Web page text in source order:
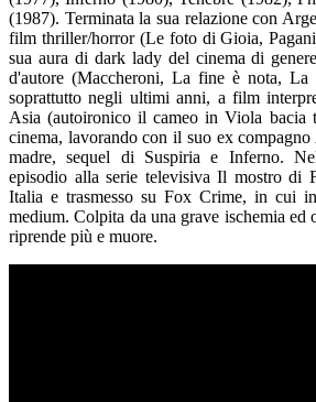
(1987). Terminata la sua relazione con
film thriller/horror (Le foto di Gioia,
sua aura di dark lady del cinema di
d'autore (Maccheroni, La fine è nota, La
soprattutto negli ultimi anni, a film
Asia (autoironico il cameo in Viola bacia
cinema, lavorando con il suo ex
madre, sequel di Suspiria e Inferno.
episodio alla serie televisiva Il mostro di
Italia e trasmesso su Fox Crime, in cui
medium. Colpita da una grave ischemia ed
riprende più e muore.